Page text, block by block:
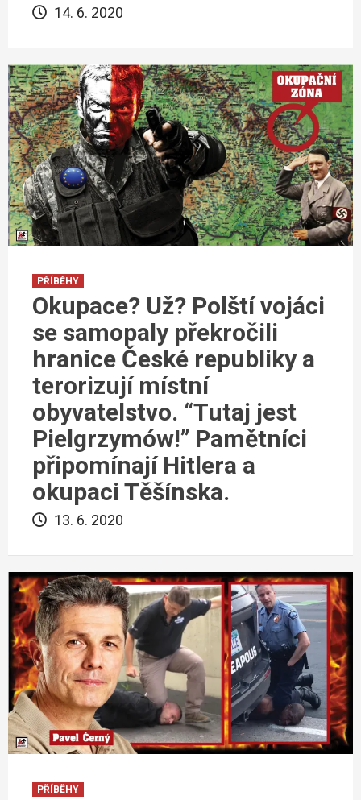
14. 6. 2020
PŘÍBĚHY
Okupace? Už? Polští vojáci
se samopaly překročili
hranice České republiky a
terorizují místní
obyvatelstvo. “Tutaj jest
Pielgrzymów!” Pamětníci
připomínají Hitlera a
okupaci Těšínska.
13. 6. 2020
PŘÍBĚHY